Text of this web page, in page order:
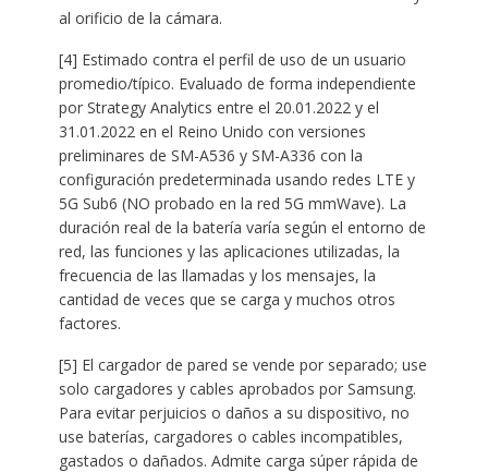
al orificio de la cámara.
[4] Estimado contra el perfil de uso de un usuario
promedio/típico. Evaluado de forma independiente
por Strategy Analytics entre el 20.01.2022 y el
31.01.2022 en el Reino Unido con versiones
preliminares de SM-A536 y SM-A336 con la
configuración predeterminada usando redes LTE y
5G Sub6 (NO probado en la red 5G mmWave). La
duración real de la batería varía según el entorno de
red, las funciones y las aplicaciones utilizadas, la
frecuencia de las llamadas y los mensajes, la
cantidad de veces que se carga y muchos otros
factores.
[5] El cargador de pared se vende por separado; use
solo cargadores y cables aprobados por Samsung.
Para evitar perjuicios o daños a su dispositivo, no
use baterías, cargadores o cables incompatibles,
gastados o dañados. Admite carga súper rápida de